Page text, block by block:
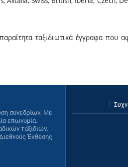
ταξιδιωτικά έγγραφα που
συνεδρίων. Με
επωνυμία.
ταξιδιών.
Έκθεσης